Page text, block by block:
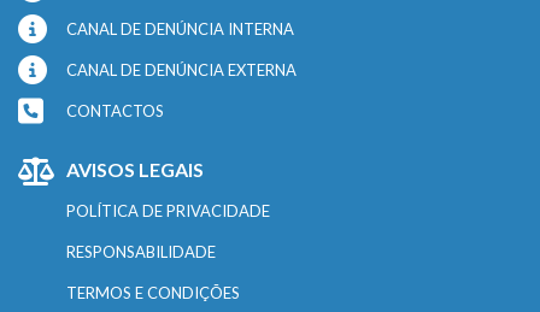
CANAL DE DENÚNCIA INTERNA
CANAL DE DENÚNCIA EXTERNA
CONTACTOS
AVISOS LEGAIS
POLÍTICA DE PRIVACIDADE
RESPONSABILIDADE
TERMOS E CONDIÇÕES